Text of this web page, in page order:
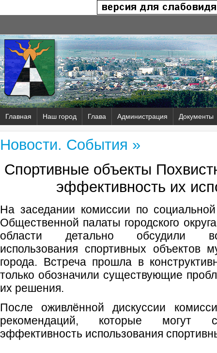
Главная Наш город Глава Администрация Документы
Новости. События »
Спортивные объекты
эффективность их
На заседании комиссии по
Общественной палаты городского
области детально обсудили
использования спортивных объектов
города. Встреча прошла в
только обозначили существующие
их решения.
После оживлённой дискуссии
рекомендаций, которые могут
эффективность использования